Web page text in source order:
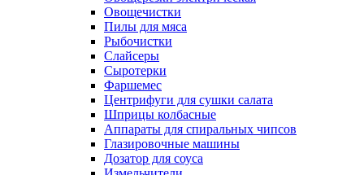
Овощечистки
Пилы для мяса
Рыбочистки
Слайсеры
Сыротерки
Фаршемес
Центрифуги для сушки салата
Шприцы колбасные
Аппараты для спиральных чипсов
Глазировочные машины
Дозатор для соуса